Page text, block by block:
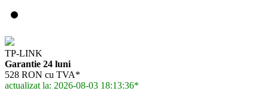
TP-LINK
Garantie 24 luni
528 RON cu TVA*
actualizat la: 2026-08-03 18:13:36*